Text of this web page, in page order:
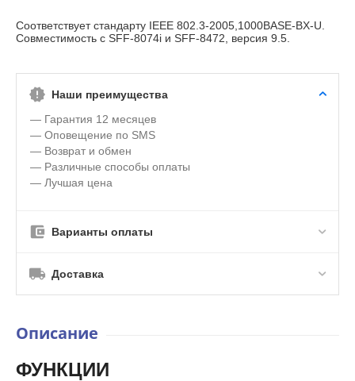
Соответствует стандарту IEEE 802.3-2005,1000BASE-BX-U.
Совместимость с SFF-8074i и SFF-8472, версия 9.5.
Наши преимущества
— Гарантия 12 месяцев
— Оповещение по SMS
— Возврат и обмен
— Различные способы оплаты
— Лучшая цена
Варианты оплаты
Доставка
Описание
ФУНКЦИИ